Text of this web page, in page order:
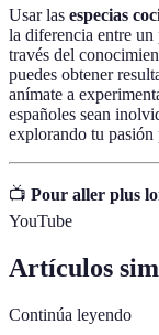
Usar las especias
la diferencia entre
través del
puedes obtener
anímate a
españoles sean
explorando tu pasión
📺 Pour aller plus
YouTube
Artículos
Continúa leyendo